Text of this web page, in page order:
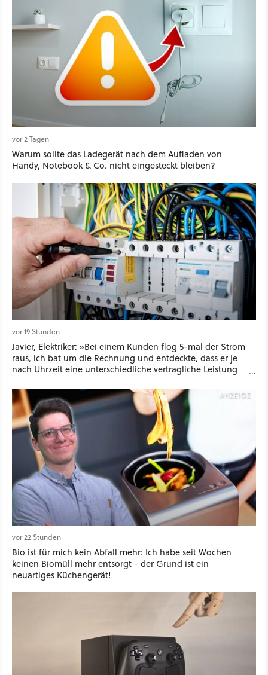
vor 2 Tagen
Warum sollte das Ladegerät nach dem Aufladen von
Handy, Notebook & Co. nicht eingesteckt bleiben?
vor 19 Stunden
Javier, Elektriker: »Bei einem Kunden flog 5-mal der Strom
raus, ich bat um die Rechnung und entdeckte, dass er je
nach Uhrzeit eine unterschiedliche vertragliche Leistung
vor 22 Stunden
Bio ist für mich kein Abfall mehr: Ich habe seit Wochen
keinen Biomüll mehr entsorgt - der Grund ist ein
neuartiges Küchengerät!